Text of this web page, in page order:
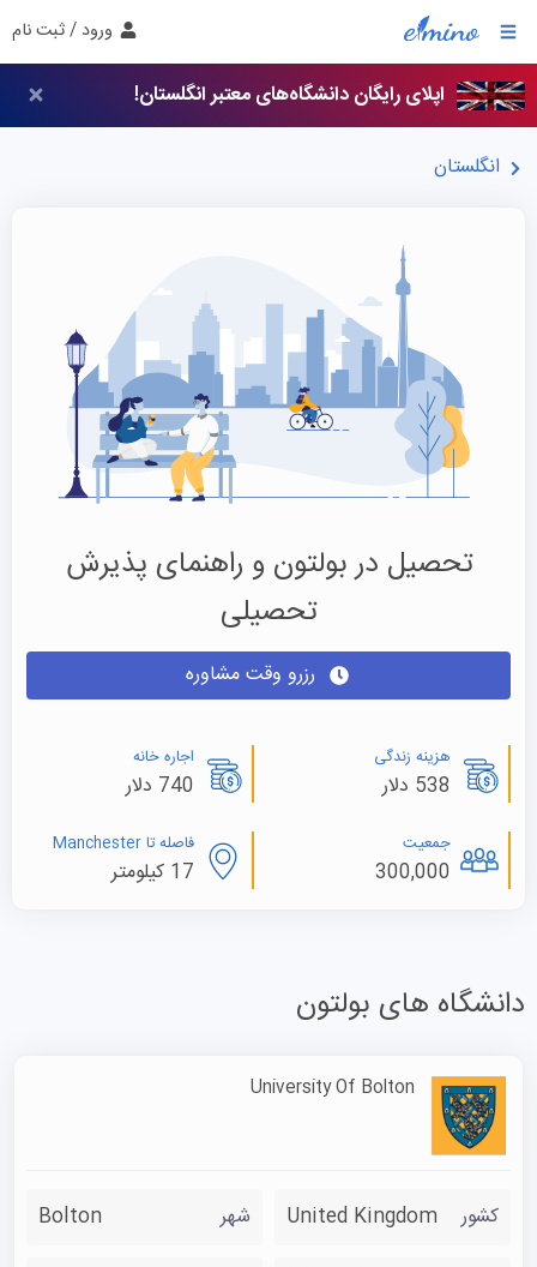
ورود / ثبت نام
اپلای رایگان دانشگاه‌های معتبر انگلستان!
انگلستان
تحصیل در بولتون و راهنمای پذیرش
تحصیلی
رزرو وقت مشاوره
هزینه زندگی
538 دلار
اجاره خانه
740 دلار
جمعیت
300,000
فاصله تا Manchester
17 کیلومتر
دانشگاه های بولتون
University Of Bolton
کشور United Kingdom شهر Bolton